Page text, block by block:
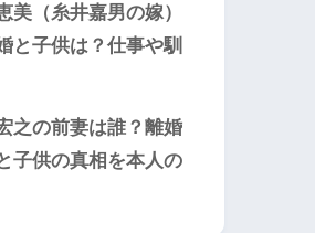
美（糸井嘉男の嫁）
と子供は？仕事や馴
之の前妻は誰？離婚
子供の真相を本人の